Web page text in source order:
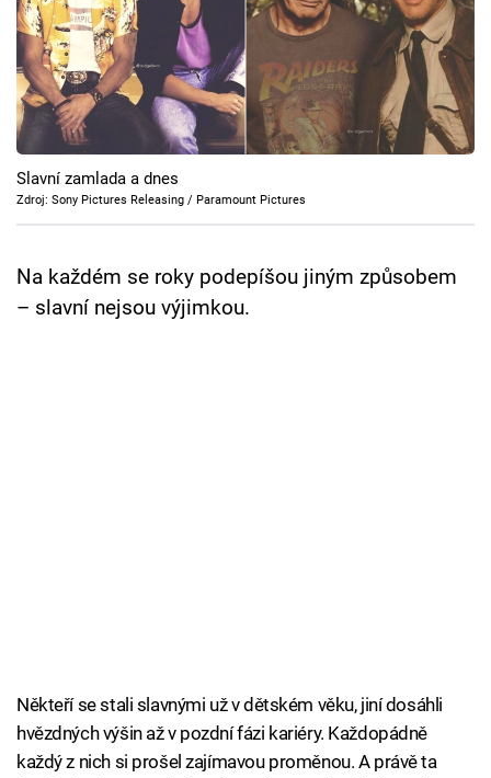
Hry
Cool Esport
Pořady
TV Program
Přihlášení
Slavní zamlada a dnes
Zdroj: Sony Pictures Releasing / Paramount Pictures
Na každém se roky podepíšou jiným způsobem
– slavní nejsou výjimkou.
Někteří se stali slavnými už v dětském věku, jiní dosáhli
hvězdných výšin až v pozdní fázi kariéry. Každopádně
každý z nich si prošel zajímavou proměnou. A právě ta